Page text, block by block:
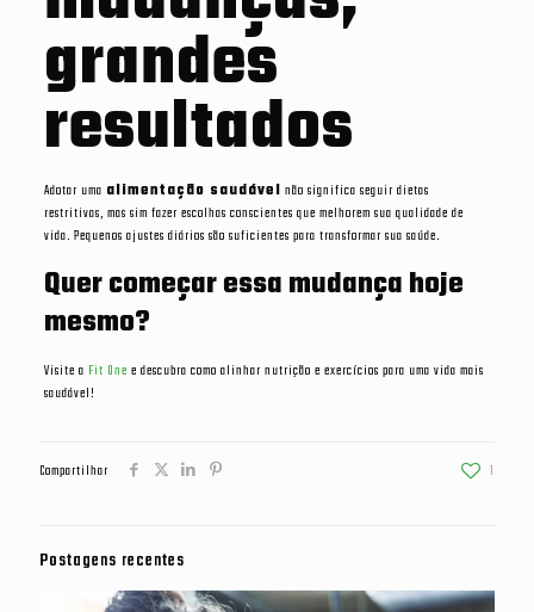
grandes
resultados
Adotar uma alimentação saudável não significa seguir dietas
restritivas, mas sim fazer escolhas conscientes que melhorem sua qualidade de
vida. Pequenos ajustes diários são suficientes para transformar sua saúde.
Quer começar essa mudança hoje
mesmo?
Visite a Fit One e descubra como alinhar nutrição e exercícios para uma vida mais
saudável!
Compartilhar 1
Postagens recentes